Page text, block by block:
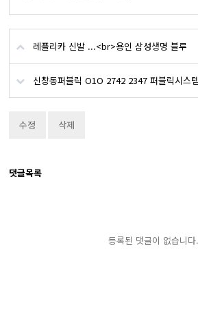
레플리카 신발 ...<br>용인 삼성생명 블루
신창동퍼블릭 O1O 2742 2347 퍼블릭시스
수정 삭제
댓글목록
등록된 댓글이 없습니다.